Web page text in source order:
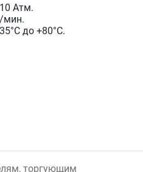
Атм.
мин.
до +80°С.
торгующим